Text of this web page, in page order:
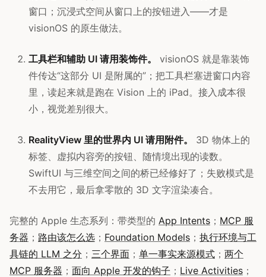
窗口；沉浸式空间从窗口上的按钮进入——才是
visionOS 的原生做法。
工具栏和辅助 UI 请用装饰件。
visionOS 就是靠装饰
件传达“这部分 UI 是附属的”；把工具栏塞进窗口内容
里，读起来就是跑在 Vision 上的 iPad。接入成本很
小，视觉差别很大。
RealityView 里的世界内 UI 请用附件。
3D 物体上的
标签、虚拟内容旁的按钮、随情境出现的读数。
SwiftUI 与三维空间之间的桥已经修好了；失败模式是
不去用它，最后拿零散的 3D 文字渲染凑合。
完整的 Apple 生态系列：带类型的 App Intents ； MCP 服
务器 ； 路由该怎么选 ； Foundation Models ； 执行环境与工
具链的 LLM 之分 ； 三个界面 ； 单一事实来源模式 ； 两个
MCP 服务器 ； 面向 Apple 开发的钩子 ； Live Activities ；